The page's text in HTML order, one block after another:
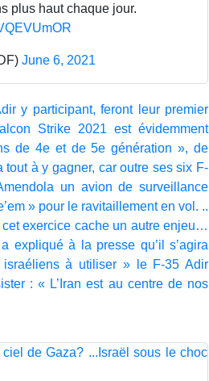
plus haut chaque jour.
June 6, 2021
y participant, feront leur premier
Strike 2021 est évidemment
de 4e et de 5e génération », de
à y gagner, car outre ses six F-
un avion de surveillance
» pour le ravitaillement en vol. ..
exercice cache un autre enjeu…
expliqué à la presse qu’il s’agira
à utiliser » le F-35 Adir
: « L’Iran est au centre de nos